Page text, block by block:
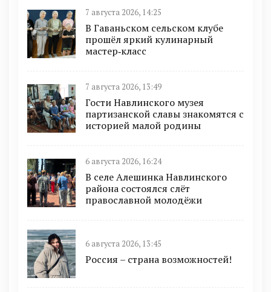
7 августа 2026, 14:25
В Гаваньском сельском клубе
прошёл яркий кулинарный
мастер‑класс
7 августа 2026, 13:49
Гости Навлинского музея
партизанской славы знакомятся с
историей малой родины
6 августа 2026, 16:24
В селе Алешинка Навлинского
района состоялся слёт
православной молодёжи
6 августа 2026, 13:45
Россия – страна возможностей!